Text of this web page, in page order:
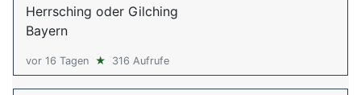
Herrsching oder Gilching
Bayern
vor 16 Tagen ★ 316 Aufrufe